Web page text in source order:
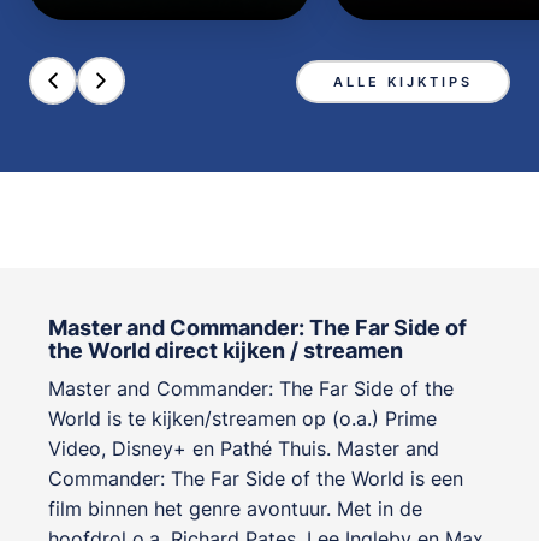
ALLE KIJKTIPS
Master and Commander: The Far Side of
the World direct kijken / streamen
Master and Commander: The Far Side of the
World is te kijken/streamen op (o.a.) Prime
Video, Disney+ en Pathé Thuis. Master and
Commander: The Far Side of the World is een
film binnen het genre avontuur. Met in de